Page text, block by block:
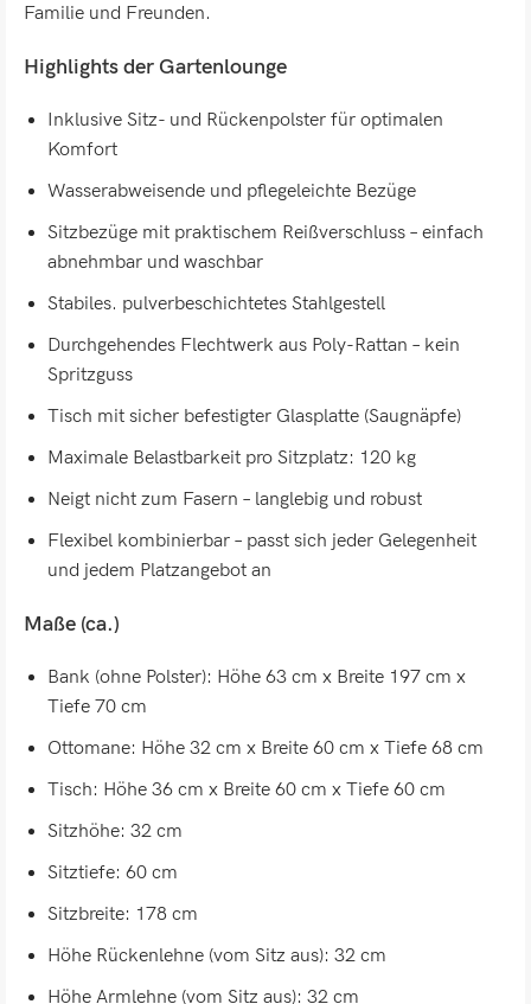
Familie und Freunden.
Highlights der Gartenlounge
Inklusive Sitz- und Rückenpolster für optimalen
Komfort
Wasserabweisende und pflegeleichte Bezüge
Sitzbezüge mit praktischem Reißverschluss – einfach
abnehmbar und waschbar
Stabiles. pulverbeschichtetes Stahlgestell
Durchgehendes Flechtwerk aus Poly-Rattan – kein
Spritzguss
Tisch mit sicher befestigter Glasplatte (Saugnäpfe)
Maximale Belastbarkeit pro Sitzplatz: 120 kg
Neigt nicht zum Fasern – langlebig und robust
Flexibel kombinierbar – passt sich jeder Gelegenheit
und jedem Platzangebot an
Maße (ca.)
Bank (ohne Polster): Höhe 63 cm x Breite 197 cm x
Tiefe 70 cm
Ottomane: Höhe 32 cm x Breite 60 cm x Tiefe 68 cm
Tisch: Höhe 36 cm x Breite 60 cm x Tiefe 60 cm
Sitzhöhe: 32 cm
Sitztiefe: 60 cm
Sitzbreite: 178 cm
Höhe Rückenlehne (vom Sitz aus): 32 cm
Höhe Armlehne (vom Sitz aus): 32 cm